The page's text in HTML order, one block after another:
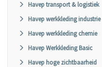
Havep transport & logistiek
Havep werkkleding industrie
Havep werkkleding chemie
Havep Werkkleding Basic
Havep hoge zichtbaarheid